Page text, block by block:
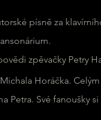
písně za
zpěvačky Petry
Horáčka.
Petra. Své fanoušky